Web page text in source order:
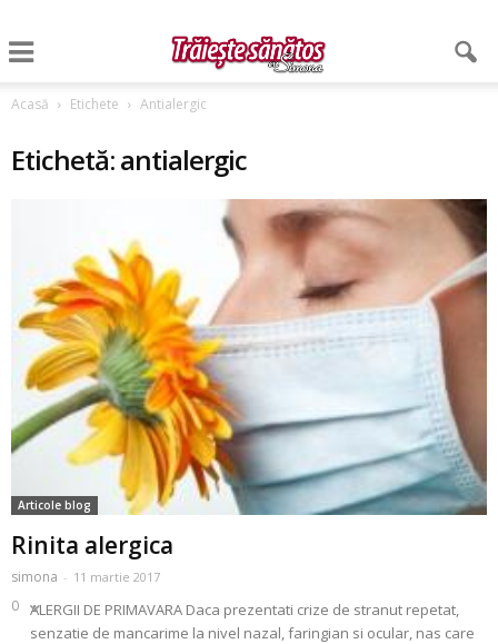
Acasă Etichete Antialergic
Etichetă: antialergic
Articole blog
Rinita alergica
simona - 11 martie 2017
0 ALERGII DE PRIMAVARA Daca prezentati crize de stranut repetat,
senzatie de mancarime la nivel nazal, faringian si ocular, nas care